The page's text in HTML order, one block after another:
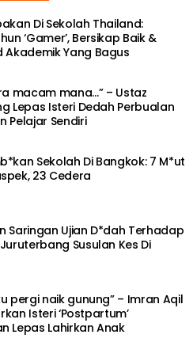
Di Sekolah Thailand:
‘Gamer’, Bersikap Baik &
Akademik Yang Bagus
macam mana…” – Ustaz
Lepas Isteri Dedah Perbualan
Pelajar Sendiri
Sekolah Di Bangkok: 7 M*ut
23 Cedera
Saringan Ujian D*dah Terhadap
Susulan Kes Di
pergi naik gunung” – Imran Aqil
Isteri ‘Postpartum’
Lepas Lahirkan Anak